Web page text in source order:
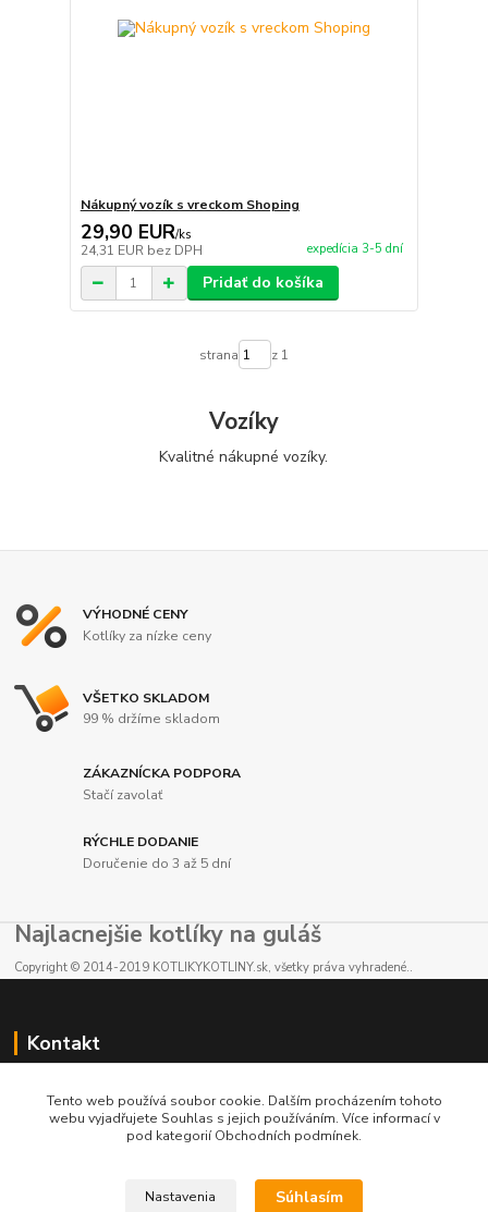
Nákupný vozík s vreckom Shoping
29,90 EUR/ks
24,31 EUR bez DPH expedícia 3-5 dní
Pridať do košíka
strana z 1
Vozíky
Kvalitné nákupné vozíky.
VÝHODNÉ CENY
Kotlíky za nízke ceny
VŠETKO SKLADOM
99 % držíme skladom
ZÁKAZNÍCKA PODPORA
Stačí zavolať
RÝCHLE DODANIE
Doručenie do 3 až 5 dní
Najlacnejšie kotlíky na guláš
Copyright © 2014-2019 KOTLIKYKOTLINY.sk, všetky práva vyhradené..
Kontakt
E-shop: +421 902 212 007
od 8:00 - do 16:00 hod
Tento web používá soubor cookie. Dalším procházením tohoto
webu vyjadřujete Souhlas s jejich používáním. Více informací v
pod kategorií Obchodních podmínek.
Nastavenia Súhlasím